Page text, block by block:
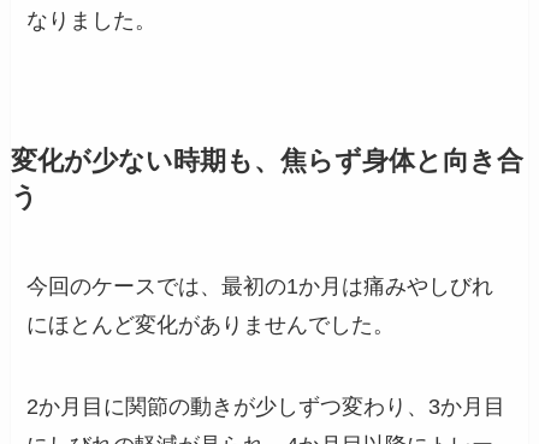
なりました。
変化が少ない時期も、焦らず身体と向き合
う
今回のケースでは、最初の1か月は痛みやしびれ
にほとんど変化がありませんでした。
2か月目に関節の動きが少しずつ変わり、3か月目